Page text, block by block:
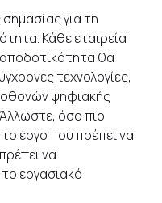
για τη
Κάθε εταιρεία
θα
τεχνολογίες,
οθονών ψηφιακής
όσο πιο
το έργο που πρέπει να
να
εργασιακό